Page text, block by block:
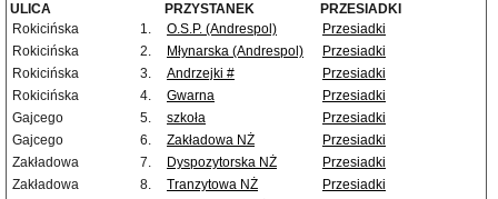
ULICA PRZYSTANEK
PRZESIADKI
Rokicińska
1. O.S.P. (Andrespol)
Przesiadki
Rokicińska
2. Młynarska (Andrespol)
Przesiadki
Rokicińska
3. Andrzejki #
Przesiadki
Rokicińska
4. Gwarna
Przesiadki
Gajcego
5. szkoła
Przesiadki
Gajcego
6. Zakładowa NŻ
Przesiadki
Zakładowa
7. Dyspozytorska NŻ
Przesiadki
Zakładowa
8. Tranzytowa NŻ
Przesiadki